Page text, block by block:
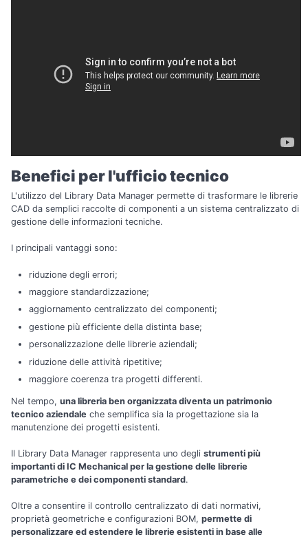
Benefici per l'ufficio tecnico
L'utilizzo del Library Data Manager permette di trasformare le librerie
CAD da semplici raccolte di componenti a un sistema centralizzato di
gestione delle informazioni tecniche.
I principali vantaggi sono:
riduzione degli errori;
maggiore standardizzazione;
aggiornamento centralizzato dei componenti;
gestione più efficiente della distinta base;
personalizzazione delle librerie aziendali;
riduzione delle attività ripetitive;
maggiore coerenza tra progetti differenti.
Nel tempo, una libreria ben organizzata diventa un patrimonio
tecnico aziendale che semplifica sia la progettazione sia la
manutenzione dei progetti esistenti.
Il Library Data Manager rappresenta uno degli strumenti più
importanti di IC Mechanical per la gestione delle librerie
parametriche e dei componenti standard.
Oltre a consentire il controllo centralizzato di dati normativi,
proprietà geometriche e configurazioni BOM, permette di
personalizzare ed estendere le librerie esistenti in base alle